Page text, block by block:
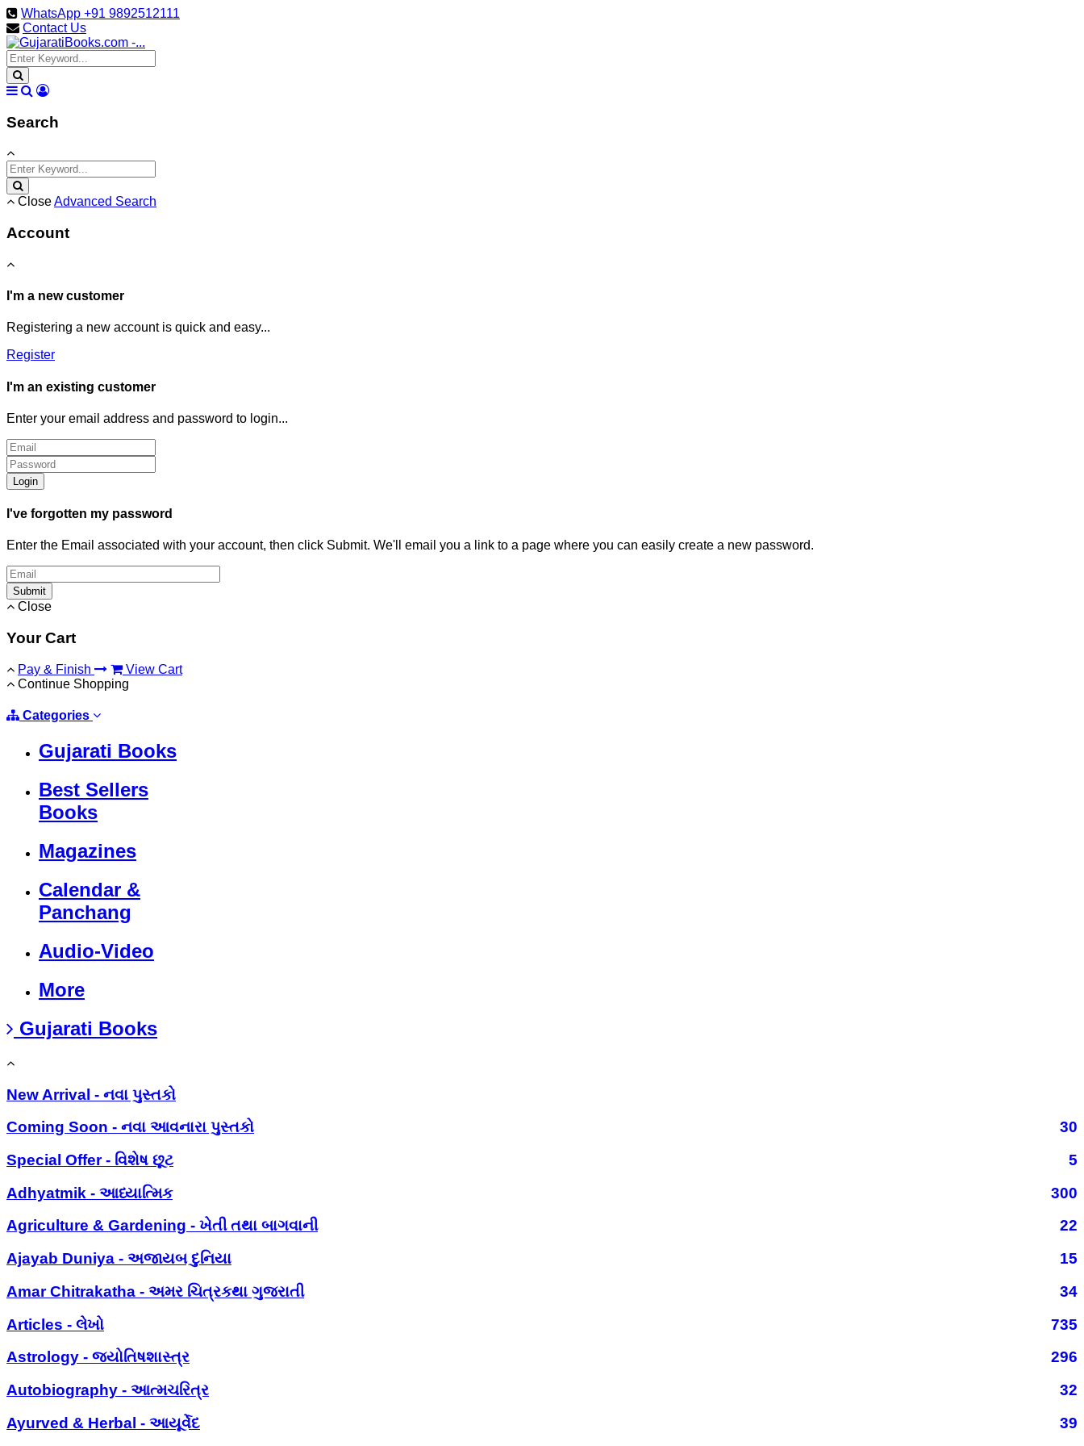
WhatsApp +91 9892512111
Contact Us
Search
CloseAdvanced Search
Account
I'm a new customer
Registering a new account is quick and easy...
Register
I'm an existing customer
Enter your email address and password to login...
Login
I've forgotten my password
Enter the Email associated with your account, then click Submit. We'll email you a link to a page where you can easily create a new password.
Submit
Close
Your Cart
Pay & Finish
View Cart
Continue Shopping
Categories
Gujarati Books
Best Sellers
Books
Magazines
Calendar &
Panchang
Audio-Video
More
Gujarati Books
New Arrival - નવા પુસ્તકો
Coming Soon - નવા આવનારા પુસ્તકો
30
Special Offer - વિશેષ છૂટ
5
Adhyatmik - આધ્યાત્મિક
300
Agriculture & Gardening - ખેતી તથા બાગવાની
22
Ajayab Duniya - અજાયબ દુનિયા
15
Amar Chitrakatha - અમર ચિત્રકથા ગુજરાતી
34
Articles - લેખો
735
Astrology - જ્યોતિષશાસ્ત્ર
296
Autobiography - આત્મચરિત્ર
32
Ayurved & Herbal - આયૂર્વેદ
39